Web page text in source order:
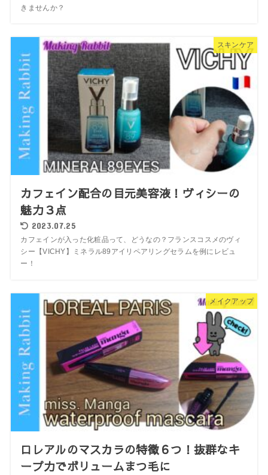
きませんか？
スキンケア
カフェイン配合の目元美容液！ヴィシーの
魅力３点
2023.07.25
カフェインが入った化粧品って、どうなの？フランスコスメのヴィ
シー【VICHY】ミネラル89アイリペアリングセラムを例にレビュ
ー！
メイクアップ
ロレアルのマスカラの特徴６つ！抜群なキ
ープ力でボリュームまつ毛に